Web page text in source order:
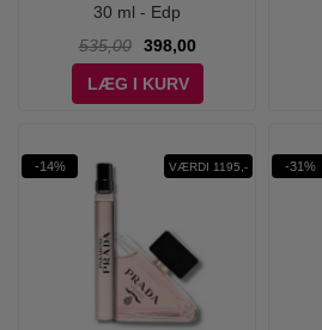
30 ml - Edp
535,00
398,00
LÆG I KURV
-14% VÆRDI 1195,- -31%